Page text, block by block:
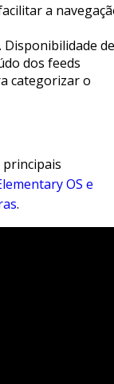
a
dos feeds
categorizar o
principais
OS e
.